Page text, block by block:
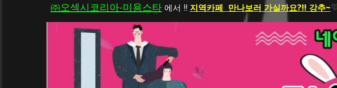
㈜오섹시코리아-미용스타 에서 !! 지역카페  만나보러 가실까요?!! 강추~